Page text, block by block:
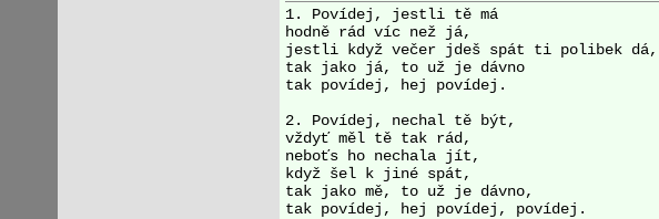
1. Povídej, jestli tě má
hodně rád víc než já,
jestli když večer jdeš spát ti polibek dá,
tak jako já, to už je dávno
tak povídej, hej povídej.
2. Povídej, nechal tě být,
vždyť měl tě tak rád,
neboťs ho nechala jít,
když šel k jiné spát,
tak jako mě, to už je dávno,
tak povídej, hej povídej, povídej.